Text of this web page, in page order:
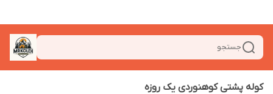
جستجو
کوله پشتی کوهنوردی یک روزه